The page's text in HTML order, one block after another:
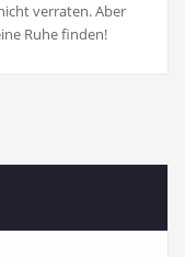
verraten. Aber
Ruhe finden!